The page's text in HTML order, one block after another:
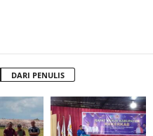
DARI PENULIS